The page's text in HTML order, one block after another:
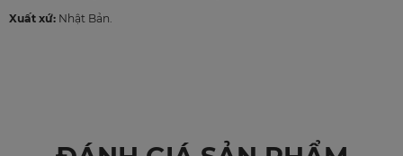
Xuất xứ: Nhật Bản.